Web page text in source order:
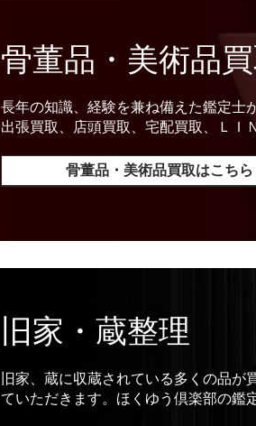
骨董品・美術品
長年の知識、経験を兼ね備えた鑑定士
出張買取、店頭買取、宅配買取、ＬＩ
骨董品・美術品買取はこちら
旧家・蔵整理
旧家、蔵に収蔵されている多くの品
ていただきます。ほくゆう倶楽部の鑑